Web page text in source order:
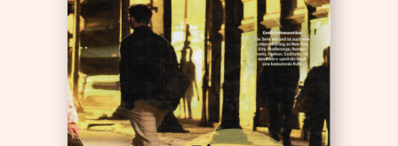
pdf